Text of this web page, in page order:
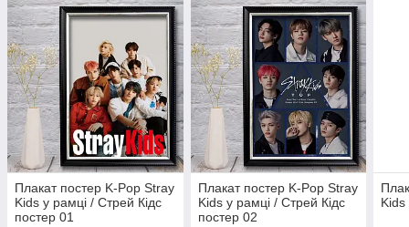
Плакат постер K-Pop Stray
Kids у рамці / Стрей Кідс
постер 01
Плакат постер K-Pop Stray
Kids у рамці / Стрей Кідс
постер 02
Kids